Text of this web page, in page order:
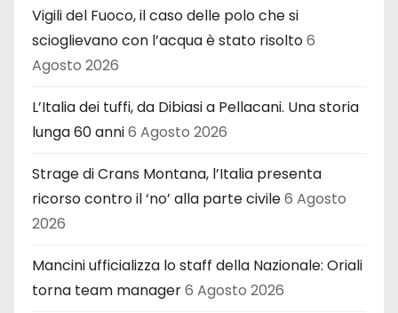
Vigili del Fuoco, il caso delle polo che si
scioglievano con l’acqua è stato risolto6
Agosto 2026
L’Italia dei tuffi, da Dibiasi a Pellacani. Una storia
lunga 60 anni6 Agosto 2026
Strage di Crans Montana, l’Italia presenta
ricorso contro il ‘no’ alla parte civile6 Agosto
2026
Mancini ufficializza lo staff della Nazionale: Oriali
torna team manager6 Agosto 2026